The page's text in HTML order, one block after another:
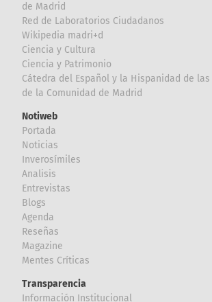
de Madrid
Red de Laboratorios Ciudadanos
Wikipedia madri+d
Ciencia y Cultura
Ciencia y Patrimonio
Cátedra del Español y la Hispanidad de
de la Comunidad de Madrid
Notiweb
Portada
Noticias
Inverosímiles
Analisis
Entrevistas
Blogs
Agenda
Reseñas
Magazine
Mentes Críticas
Transparencia
Información Institucional